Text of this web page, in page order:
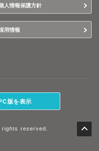
人情報保護方針
用情報
版を表示
reserved.